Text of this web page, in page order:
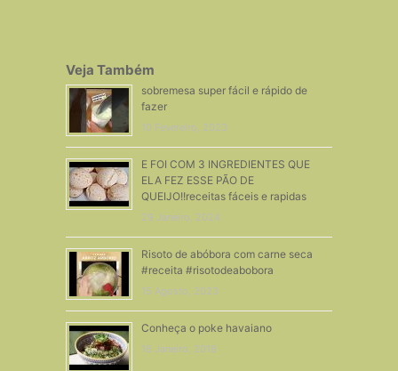
Veja Também
sobremesa super fácil e rápido de
fazer
10 Fevereiro, 2023
E FOI COM 3 INGREDIENTES QUE
ELA FEZ ESSE PÃO DE
QUEIJO!!receitas fáceis e rapidas
29 Janeiro, 2024
Risoto de abóbora com carne seca
#receita #risotodeabobora
15 Agosto, 2023
Conheça o poke havaiano
16 Janeiro, 2018